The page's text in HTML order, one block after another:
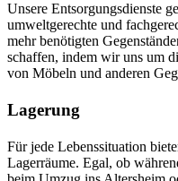
Unsere Entsorgungsdienste
umweltgerechte und
mehr benötigten
schaffen, indem wir uns um
von Möbeln und anderen
Lagerung
Für jede Lebenssituation
Lagerräume. Egal, ob